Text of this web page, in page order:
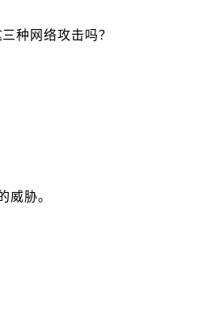
种网络攻击吗？
威胁。